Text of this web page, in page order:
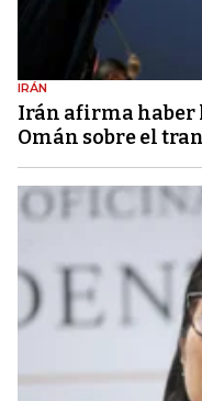
IRÁN
Irán afirma haber
Omán sobre el